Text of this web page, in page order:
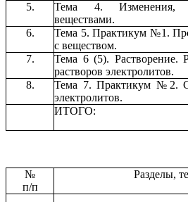
5.
Тема 4. Изменения,
веществами.
6.
Тема 5. Практикум №1.
с веществом.
7.
Тема 6 (5). Растворение.
растворов электролитов.
8.
Тема 7. Практикум №2.
электролитов.
ИТОГО:
№
п/п
Разделы,